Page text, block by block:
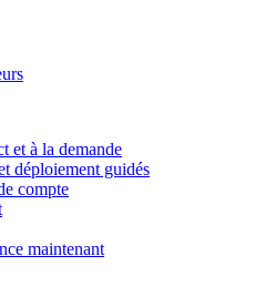
et à la demande
déploiement guidés
compte
maintenant